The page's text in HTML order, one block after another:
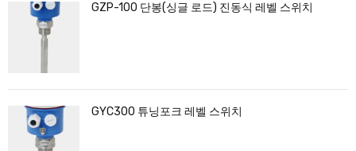
GZP-100 단봉(싱글 로드) 진동식 레벨 스위치
GYC300 튜닝포크 레벨 스위치